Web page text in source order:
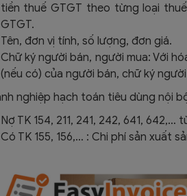
tiền thuế GTGT theo từng loại
GTGT.
Tên, đơn vị tính, số lượng, đơn giá.
Chữ ký người bán, người mua: Với
(nếu có) của người bán, chữ ký
nghiệp hạch toán tiêu dùng nội
Nợ TK 154, 211, 241, 242, 641,
Có TK 155, 156,… : Chi phí sản xuất